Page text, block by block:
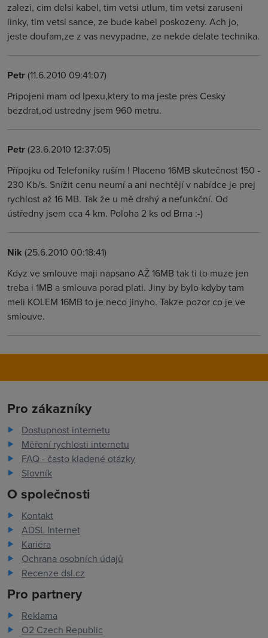
zalezi, cim delsi kabel, tim vetsi utlum, tim vetsi zaruseni
linky, tim vetsi sance, ze bude kabel poskozeny. Ach jo,
jeste doufam,ze z vas nevypadne, ze nekde delate technika.
Petr(11.6.2010 09:41:07)
Pripojeni mam od Ipexu,ktery to ma jeste pres Cesky
bezdrat,od ustredny jsem 960 metru.
Petr(23.6.2010 12:37:05)
Přípojku od Telefoniky ruším ! Placeno 16MB skutečnost 150 -
230 Kb/s. Snížit cenu neumí a ani nechtějí v nabídce je prej
rychlost až 16 MB. Tak že u mě drahý a nefunkční. Od
ústředny jsem cca 4 km. Poloha 2 ks od Brna :-)
Nik (25.6.2010 00:18:41)
Kdyz ve smlouve maji napsano AŽ 16MB tak ti to muze jen
treba i 1MB a smlouva porad plati. Jiny by bylo kdyby tam
meli KOLEM 16MB to je neco jinyho. Takze pozor co je ve
smlouve.
Pro zákazníky
Dostupnost internetu
Měření rychlosti internetu
FAQ - často kladené otázky
Slovník
O společnosti
Kontakt
ADSL Internet
Kariéra
Ochrana osobních údajů
Recenze dsl.cz
Pro partnery
Reklama
O2 Czech Republic